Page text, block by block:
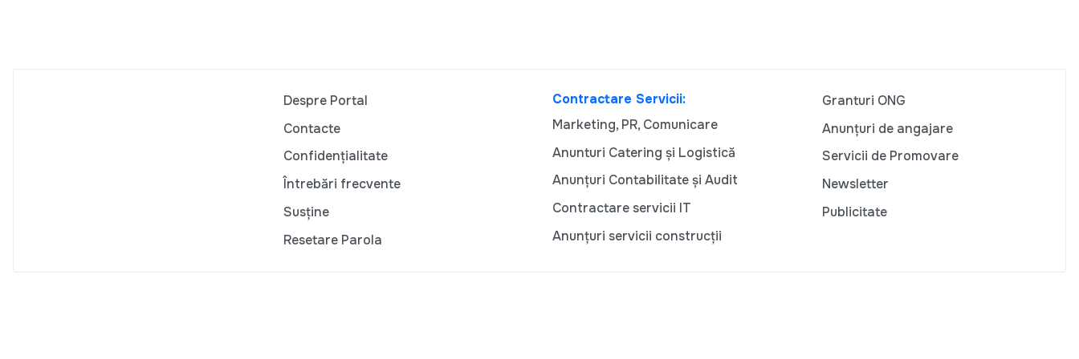
Despre Portal
Contacte
Confidențialitate
Întrebări frecvente
Susține
Resetare Parola
Contractare Servicii:
Marketing, PR, Comunicare
Anunturi Catering și Logistică
Anunțuri Contabilitate și Audit
Contractare servicii IT
Anunțuri servicii construcții
Granturi ONG
Anunțuri de angajare
Servicii de Promovare
Newsletter
Publicitate